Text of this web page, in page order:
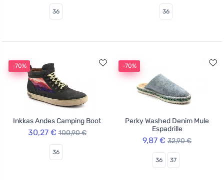
36 36
-70%
Inkkas Andes Camping Boot
30,27 € 100,90 €
36
-70%
Perky Washed Denim Mule
Espadrille
9,87 € 32,90 €
36 37